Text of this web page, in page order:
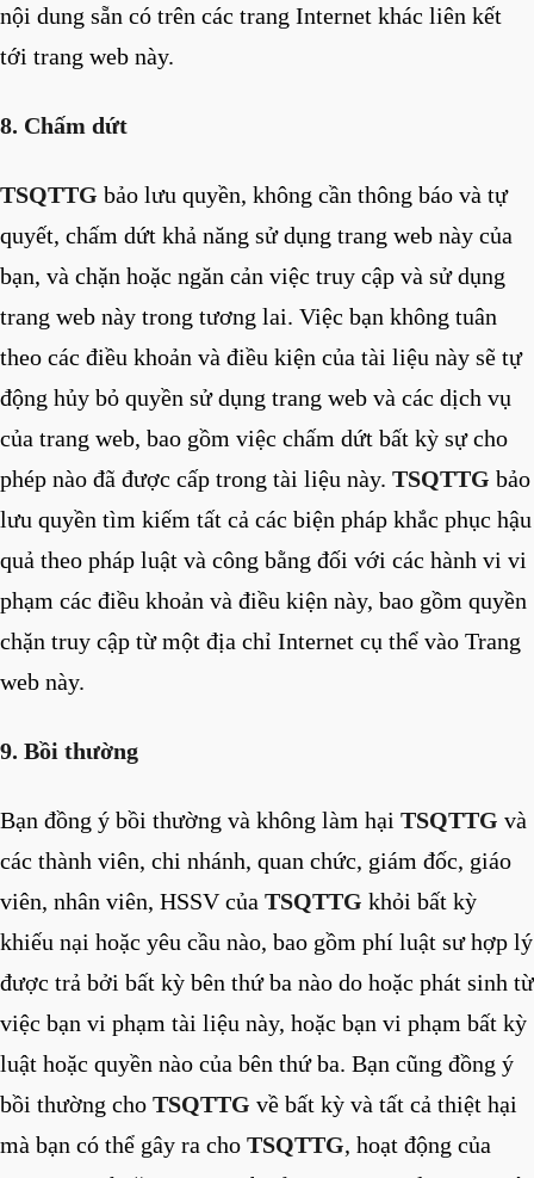
nội dung sẵn có trên các trang Internet khác liên kết
tới trang web này.
8. Chấm dứt
TSQTTG bảo lưu quyền, không cần thông báo và tự
quyết, chấm dứt khả năng sử dụng trang web này của
bạn, và chặn hoặc ngăn cản việc truy cập và sử dụng
trang web này trong tương lai. Việc bạn không tuân
theo các điều khoản và điều kiện của tài liệu này sẽ tự
động hủy bỏ quyền sử dụng trang web và các dịch vụ
của trang web, bao gồm việc chấm dứt bất kỳ sự cho
phép nào đã được cấp trong tài liệu này. TSQTTG bảo
lưu quyền tìm kiếm tất cả các biện pháp khắc phục hậu
quả theo pháp luật và công bằng đối với các hành vi vi
phạm các điều khoản và điều kiện này, bao gồm quyền
chặn truy cập từ một địa chỉ Internet cụ thể vào Trang
web này.
9. Bồi thường
Bạn đồng ý bồi thường và không làm hại TSQTTG và
các thành viên, chi nhánh, quan chức, giám đốc, giáo
viên, nhân viên, HSSV của TSQTTG khỏi bất kỳ
khiếu nại hoặc yêu cầu nào, bao gồm phí luật sư hợp lý
được trả bởi bất kỳ bên thứ ba nào do hoặc phát sinh từ
việc bạn vi phạm tài liệu này, hoặc bạn vi phạm bất kỳ
luật hoặc quyền nào của bên thứ ba. Bạn cũng đồng ý
bồi thường cho TSQTTG về bất kỳ và tất cả thiệt hại
mà bạn có thể gây ra cho TSQTTG, hoạt động của